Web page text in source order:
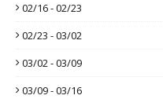
02/16 - 02/23
02/23 - 03/02
03/02 - 03/09
03/09 - 03/16